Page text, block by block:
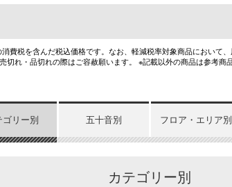
費税を含んだ税込価格です。なお、軽減税率対象商品において
れ・品切れの際はご容赦願います。 ※記載以外の商品は参考商品
ゴリー別 五十音別 フロア・エリア別
カテゴリー別